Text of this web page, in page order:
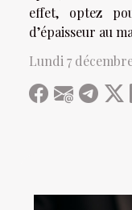
effet, optez
d’épaisseur au
Lundi 7